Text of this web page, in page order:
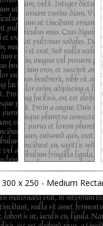
300 x 250 - Medium